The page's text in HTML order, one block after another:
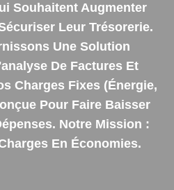
Souhaitent Augmenter
Leur Trésorerie.
Une Solution
De Factures Et
Charges Fixes (énergie,
Pour Faire Baisser
Notre Mission :
En Économies.